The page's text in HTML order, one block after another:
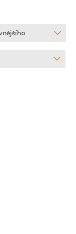
design který
panelu této
či
a nalezneme